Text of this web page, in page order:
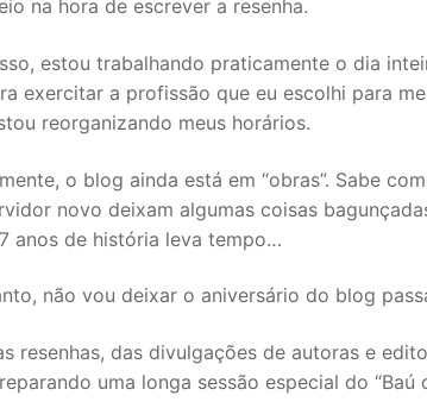
na hora de escrever a resenha.
estou trabalhando praticamente o dia
exercitar a profissão que eu escolhi para
reorganizando meus horários.
o blog ainda está em “obras”. Sabe
novo deixam algumas coisas
anos de história leva tempo…
não vou deixar o aniversário do blog
resenhas, das divulgações de autoras e
uma longa sessão especial do “Baú